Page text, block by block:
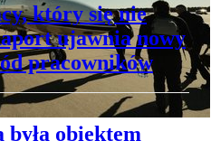
który się nie
ujawnia nowy
pracowników
była obiektem